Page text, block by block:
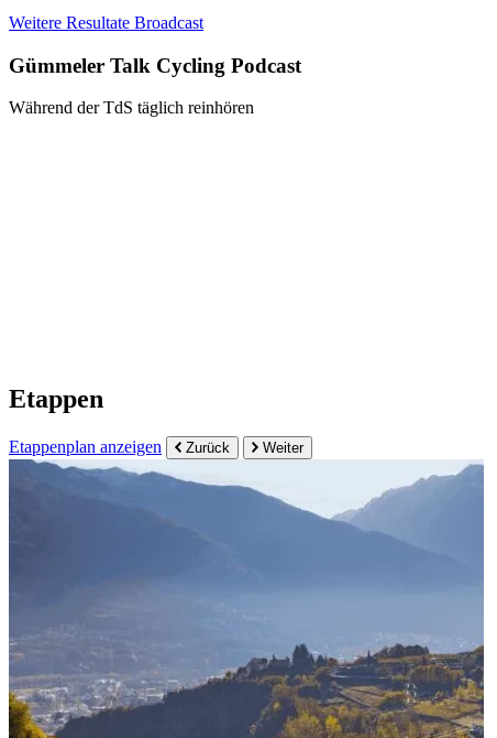
Weitere Resultate Broadcast
Gümmeler Talk Cycling Podcast
Während der TdS täglich reinhören
Etappen
Etappenplan anzeigen Zurück Weiter